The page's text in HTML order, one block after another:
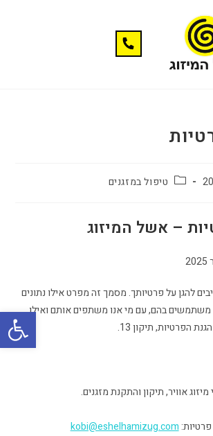
טיפול במזגנים
– אשל המיזוג
להגן על פרטיותך. מסמך זה מפרט אילו נתונים
משתמשים בהם, עם מי אנו משתפים אותם ואילו
הפרטיות, תיקון 13.
אוויר, תיקון והתקנת מזגנים.
פרטיות:kobi@eshelhamizug.com